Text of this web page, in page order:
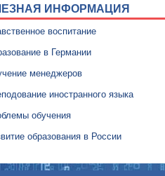
ИНФОРМАЦИЯ
воспитание
в Германии
менеджеров
иностранного языка
обучения
образования в России